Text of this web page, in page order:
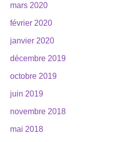
mars 2020
février 2020
janvier 2020
décembre 2019
octobre 2019
juin 2019
novembre 2018
mai 2018